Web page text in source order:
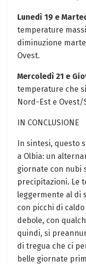
Lunedì 19 e
temperature
diminuzione
Ovest.
Mercoledì 21 e
temperature che
Nord-Est e Ovest/
IN CONCLUSIONE
In sintesi, questo
a Olbia: un
giornate con nubi
precipitazioni. Le
leggermente al di
con picchi di
debole, con
quindi, si
di tregua che ci
belle giornate